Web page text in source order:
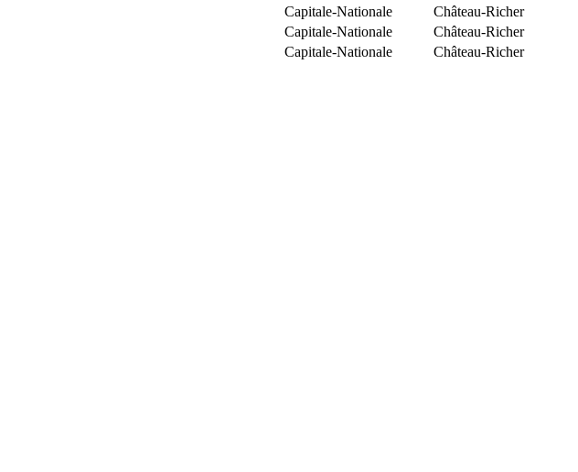
Capitale-Nationale
Château-Richer
Capitale-Nationale
Château-Richer
Capitale-Nationale Château-Richer